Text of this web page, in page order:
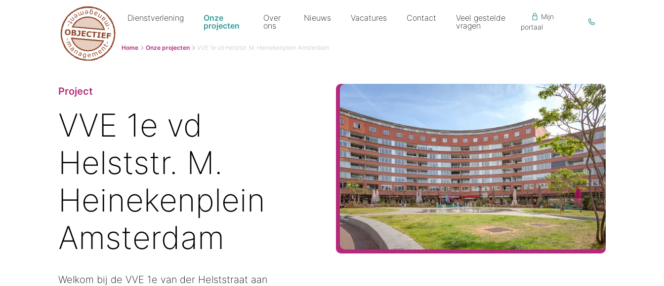
Dienstverlening
Onze
projecten
Over
ons
Nieuws Vacatures Contact
Veel gestelde
vragen
Mijn
portaal
Home Onze projecten VVE 1e vd Helststr. M. Heinekenplein Amsterdam
Project
VVE 1e vd
Helststr. M.
Heinekenplein
Amsterdam
Welkom bij de VVE 1e van der Helststraat aan